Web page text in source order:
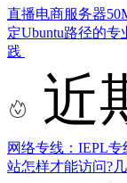
直播电商服务器
定Ubuntu路径的专
践
近
网络专线：IEPL
站怎样才能访问?